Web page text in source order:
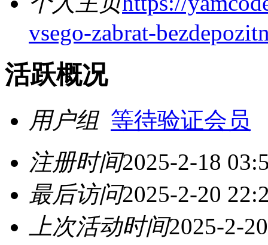
vsego-zabrat-
活跃概况
用户组 等待验证会员
注册时间2025-2-18
最后访问2025-2-20
上次活动时间2025-2-